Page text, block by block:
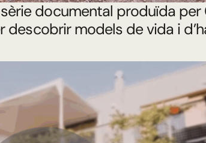
documental produïda per
descobrir models de vida i